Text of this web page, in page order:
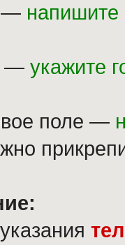
— напишите
— укажите
поле —